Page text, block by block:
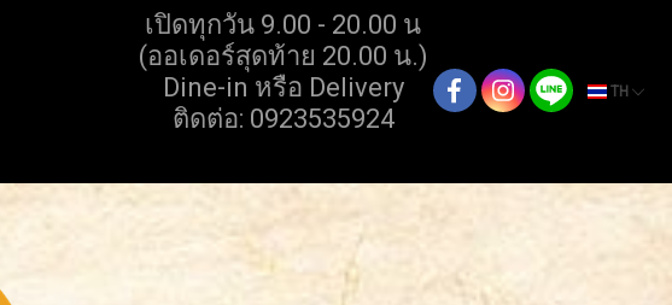
เปิดทุกวัน 9.00 - 20.00 น
(ออเดอร์สุดท้าย 20.00 น.)
Dine-in หรือ Delivery
ติดต่อ: 0923535924
TH